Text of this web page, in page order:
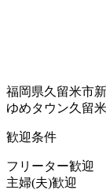
福岡県久留米市
ゆめタウン久留
歓迎条件
フリーター歓迎
主婦(夫)歓迎